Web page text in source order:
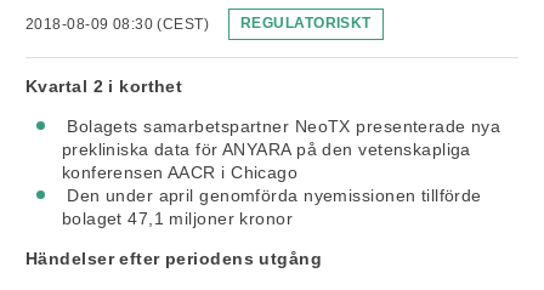
2018-08-09 08:30 (CEST) REGULATORISKT
Kvartal 2 i korthet
Bolagets samarbetspartner NeoTX presenterade nya
prekliniska data för ANYARA på den vetenskapliga
konferensen AACR i Chicago
Den under april genomförda nyemissionen tillförde
bolaget 47,1 miljoner kronor
Händelser efter periodens utgång